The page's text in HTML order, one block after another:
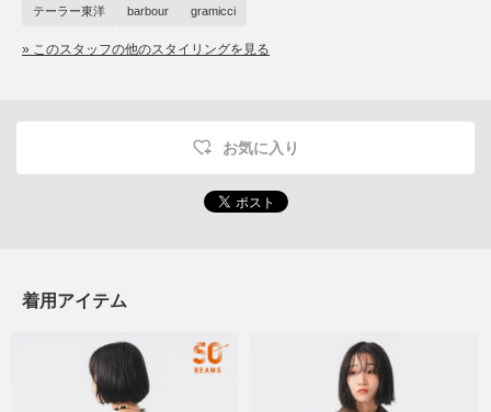
テーラー東洋 barbour gramicci
» このスタッフの他のスタイリングを見る
お気に入り
着用アイテム